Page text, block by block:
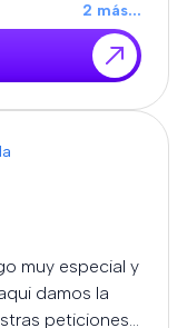
de este ritual
o escoba de
2 más...
muy especial y
damos la
peticiones